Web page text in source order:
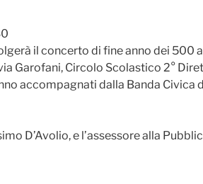
il concerto di fine anno dei 500
Garofani, Circolo Scolastico 2°
accompagnati dalla Banda Civica
D’Avolio, e l’assessore alla